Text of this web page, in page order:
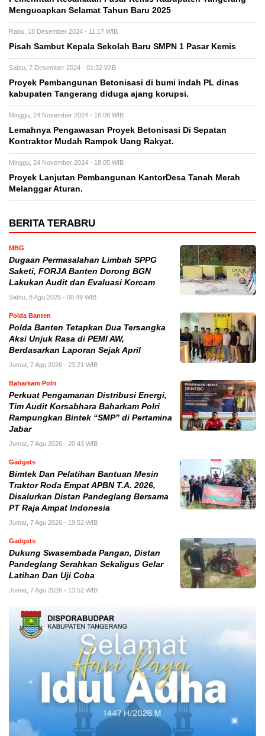
Mengucapkan Selamat Tahun Baru 2025
Rabu, 18 Desember 2024 - 11:17 WIB
Pisah Sambut Kepala Sekolah Baru SMPN 1 Pasar Kemis
Sabtu, 7 Desember 2024 - 01:32 WIB
Proyek Pembangunan Betonisasi di bumi indah PL dinas
kabupaten Tangerang diduga ajang korupsi.
Minggu, 24 November 2024 - 18:08 WIB
Lemahnya Pengawasan Proyek Betonisasi Di Sepatan
Kontraktor Mudah Rampok Uang Rakyat.
Minggu, 24 November 2024 - 18:05 WIB
Proyek Lanjutan Pembangunan KantorDesa Tanah Merah
Melanggar Aturan.
BERITA TERABRU
MBG
Dugaan Permasalahan Limbah SPPG
Saketi, FORJA Banten Dorong BGN
Lakukan Audit dan Evaluasi Korcam
Sabtu, 8 Agu 2026 - 00:49 WIB
Polda Banten
Polda Banten Tetapkan Dua Tersangka
Aksi Unjuk Rasa di PEMI AW,
Berdasarkan Laporan Sejak April
Jumat, 7 Agu 2026 - 23:21 WIB
Baharkam Polri
Perkuat Pengamanan Distribusi Energi,
Tim Audit Korsabhara Baharkam Polri
Rampungkan Bintek “SMP” di Pertamina
Jabar
Jumat, 7 Agu 2026 - 20:43 WIB
Gadgets
Bimtek Dan Pelatihan Bantuan Mesin
Traktor Roda Empat APBN T.A. 2026,
Disalurkan Distan Pandeglang Bersama
PT Raja Ampat Indonesia
Jumat, 7 Agu 2026 - 19:52 WIB
Gadgets
Dukung Swasembada Pangan, Distan
Pandeglang Serahkan Sekaligus Gelar
Latihan Dan Uji Coba
Jumat, 7 Agu 2026 - 13:52 WIB